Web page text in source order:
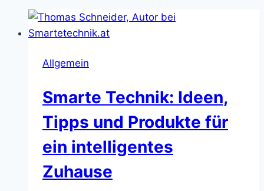
Allgemein
Smarte Technik: Ideen,
Tipps und Produkte für
ein intelligentes
Zuhause